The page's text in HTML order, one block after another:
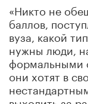
«Никто не
баллов,
вуза, какой
нужны люди,
формальными
они хотят в